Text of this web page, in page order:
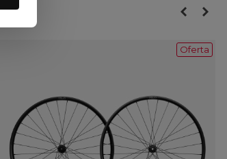
Oferta